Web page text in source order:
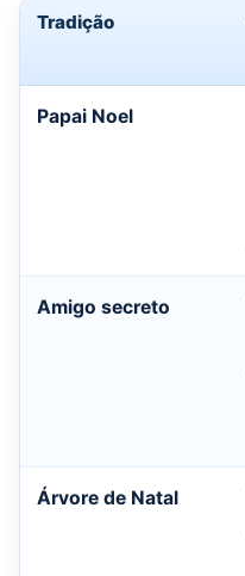
Tradição
Papai Noel
Amigo secreto
Árvore de Natal